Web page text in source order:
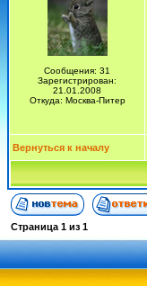
Сообщения: 31
Зарегистрирован:
21.01.2008
Откуда: Москва-Питер
Вернуться к началу
Страница 1 из 1